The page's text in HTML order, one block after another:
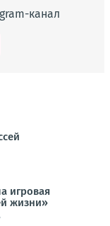
канал
игровая
жизни»